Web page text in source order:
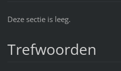
Deze sectie is leeg.
Trefwoorden